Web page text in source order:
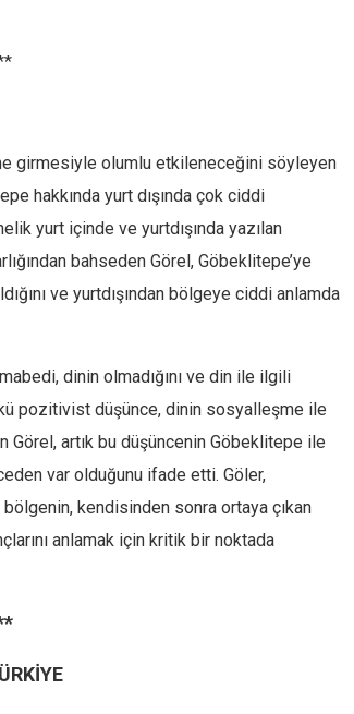
girmesiyle olumlu etkileneceğini söyleyen
hakkında yurt dışında çok ciddi
yurt içinde ve yurtdışında yazılan
bahseden Görel, Göbeklitepe’ye
ve yurtdışından bölgeye ciddi anlamda
dinin olmadığını ve din ile ilgili
pozitivist düşünce, dinin sosyalleşme ile
Görel, artık bu düşüncenin Göbeklitepe ile
var olduğunu ifade etti. Göler,
kendisinden sonra ortaya çıkan
anlamak için kritik bir noktada